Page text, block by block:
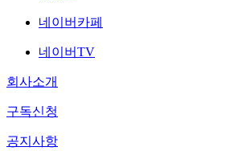
네이버카페
네이버TV
회사소개
구독신청
공지사항